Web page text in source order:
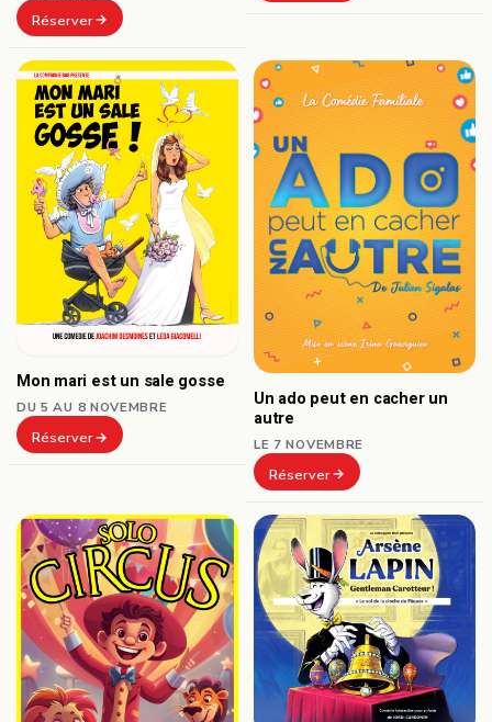
Réserver
Mon mari est un sale gosse
DU 5 AU 8 NOVEMBRE
Réserver
Un ado peut en cacher un
autre
LE 7 NOVEMBRE
Réserver